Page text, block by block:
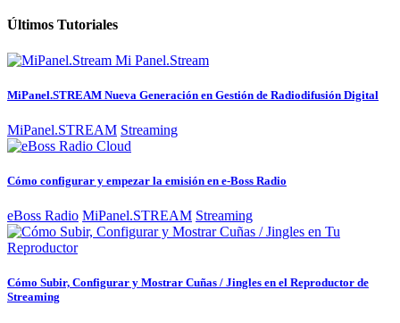
Últimos Tutoriales
MiPanel.STREAM Nueva Generación en Gestión de Radiodifusión Digital
MiPanel.STREAM Streaming
Cómo configurar y empezar la emisión en e-Boss Radio
eBoss Radio MiPanel.STREAM Streaming
Cómo Subir, Configurar y Mostrar Cuñas / Jingles en el Reproductor de
Streaming